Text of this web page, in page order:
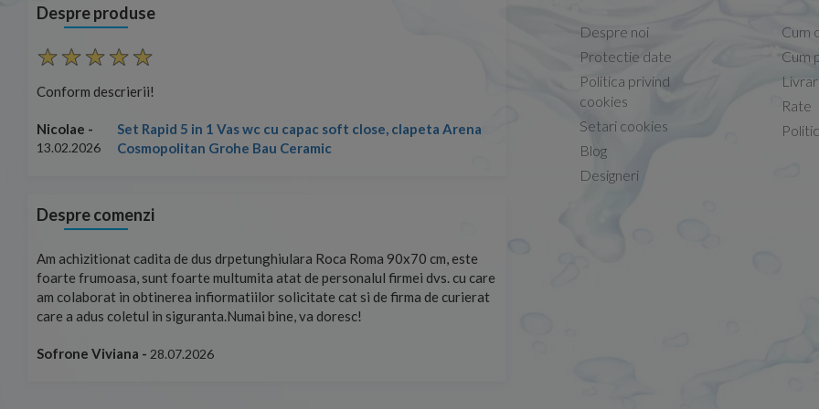
Despre produse
Conform descrierii!
Nicolae -
13.02.2026
Set Rapid 5 in 1 Vas wc cu capac soft close, clapeta Arena
Cosmopolitan Grohe Bau Ceramic
Conform descrierii!
13.02.2026
Despre comenzi
Am achizitionat cadita de dus drpetunghiulara Roca Roma 90x70 cm, este
foarte frumoasa, sunt foarte multumita atat de personalul firmei dvs. cu care
am colaborat in obtinerea infiormatiilor solicitate cat si de firma de curierat
care a adus coletul in siguranta.Numai bine, va doresc!
Sofrone Viviana - 28.07.2026
Despre noi
Protectie date
Politica privind
cookies
Setari cookies
Blog
Designeri
Cum
Cum
Rate